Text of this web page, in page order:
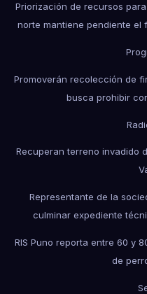
Priorización de recursos
norte mantiene pendiente el
Promoverán recolección de
busca prohibir
Recuperan terreno invadido
Representante de la
culminar expediente
RIS Puno reporta entre 60 y
de